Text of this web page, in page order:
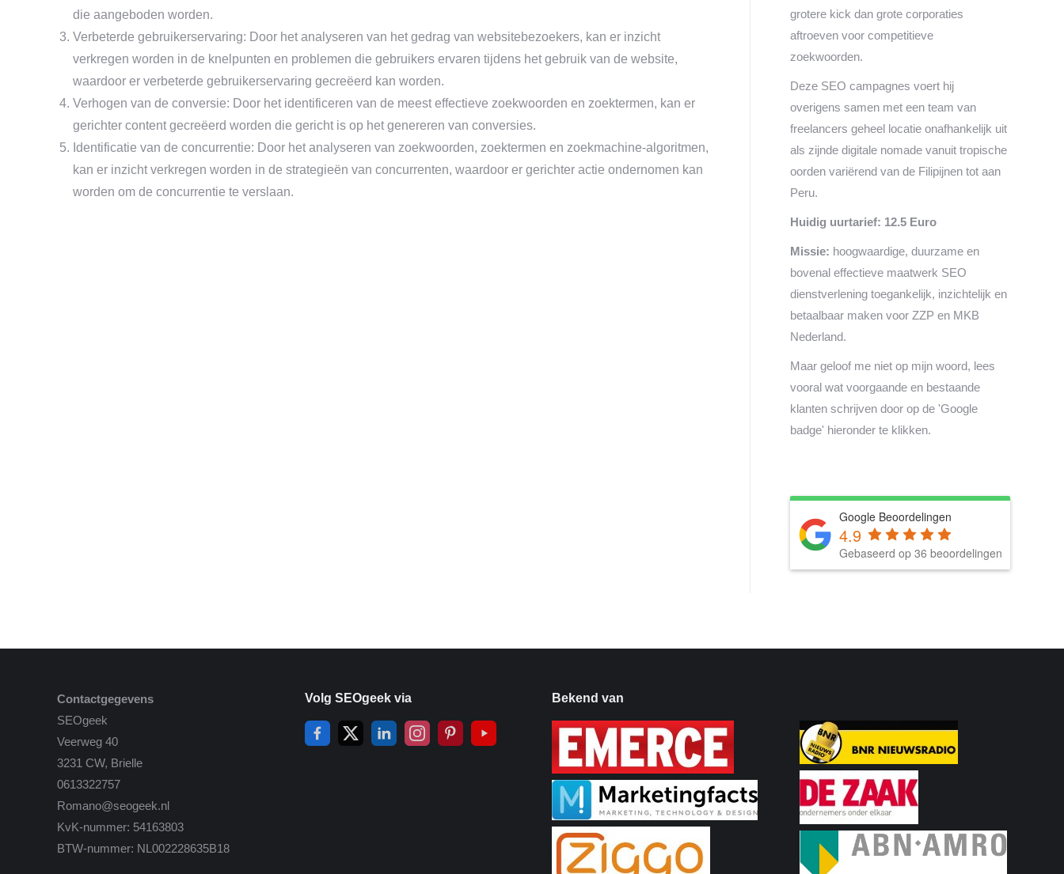
die aangeboden worden.
Verbeterde gebruikerservaring: Door het analyseren van het gedrag van websitebezoekers, kan er inzicht
verkregen worden in de knelpunten en problemen die gebruikers ervaren tijdens het gebruik van de website,
waardoor er verbeterde gebruikerservaring gecreëerd kan worden.
Verhogen van de conversie: Door het identificeren van de meest effectieve zoekwoorden en zoektermen, kan er
gerichter content gecreëerd worden die gericht is op het genereren van conversies.
Identificatie van de concurrentie: Door het analyseren van zoekwoorden, zoektermen en zoekmachine-algoritmen,
kan er inzicht verkregen worden in de strategieën van concurrenten, waardoor er gerichter actie ondernomen kan
worden om de concurrentie te verslaan.
grotere kick dan grote corporaties
aftroeven voor competitieve
zoekwoorden.
Deze SEO campagnes voert hij
overigens samen met een team van
freelancers geheel locatie onafhankelijk uit
als zijnde digitale nomade vanuit tropische
oorden variërend van de Filipijnen tot aan
Peru.
Huidig uurtarief: 12.5 Euro
Missie: hoogwaardige, duurzame en
bovenal effectieve maatwerk SEO
dienstverlening toegankelijk, inzichtelijk en
betaalbaar maken voor ZZP en MKB
Nederland.
Maar geloof me niet op mijn woord, lees
vooral wat voorgaande en bestaande
klanten schrijven door op de 'Google
badge' hieronder te klikken.
Google Beoordelingen
4.9
Gebaseerd op 36 beoordelingen
Contactgegevens
SEOgeek
Veerweg 40
3231 CW, Brielle
0613322757
Romano@seogeek.nl
KvK-nummer: 54163803
BTW-nummer: NL002228635B18
Volg SEOgeek via Bekend van